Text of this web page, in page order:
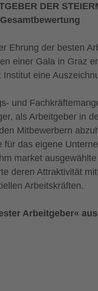
DER
Ehrung der besten
einer Gala in Graz
eine
und
als Arbeitgeber in
Mitbewerbern
für das eigene
market
deren Attraktivität
Arbeitskräften.
Arbeitgeber«